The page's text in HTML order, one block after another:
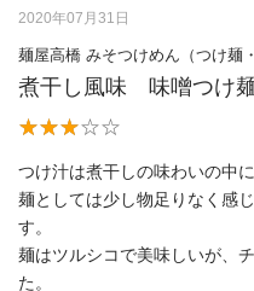
2020年07月31日
麺屋高橋 みそつけめん（つけ麺
煮干し風味 味噌つけ
つけ汁は煮干しの味わいの中
麺としては少し物足りなく感
す。
麺はツルシコで美味しいが、
た。